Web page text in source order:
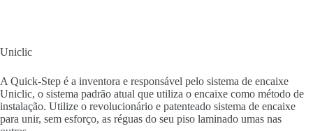
Uniclic
A Quick-Step é a inventora e responsável pelo sistema de encaixe
Uniclic, o sistema padrão atual que utiliza o encaixe como método de
instalação. Utilize o revolucionário e patenteado sistema de encaixe
para unir, sem esforço, as réguas do seu piso laminado umas nas